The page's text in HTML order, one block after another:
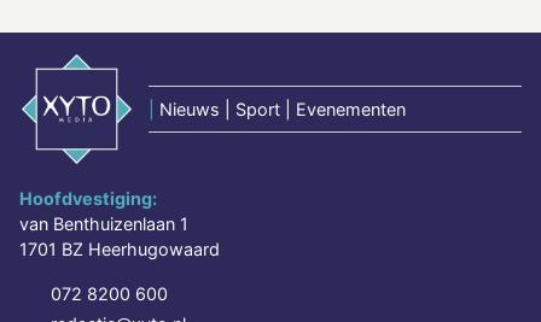
Nieuws | Sport | Evenementen
Hoofdvestiging:
van Benthuizenlaan 1
1701 BZ Heerhugowaard
072 8200 600